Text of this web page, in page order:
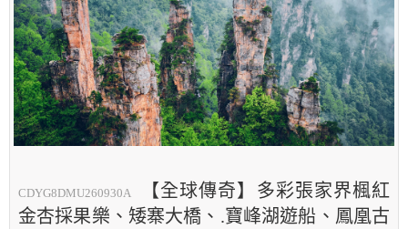
CDYG8DMU260930A
【全球傳奇】多彩張家界楓紅
金杏採果樂、矮寨大橋、.寶峰湖遊船、鳳凰古